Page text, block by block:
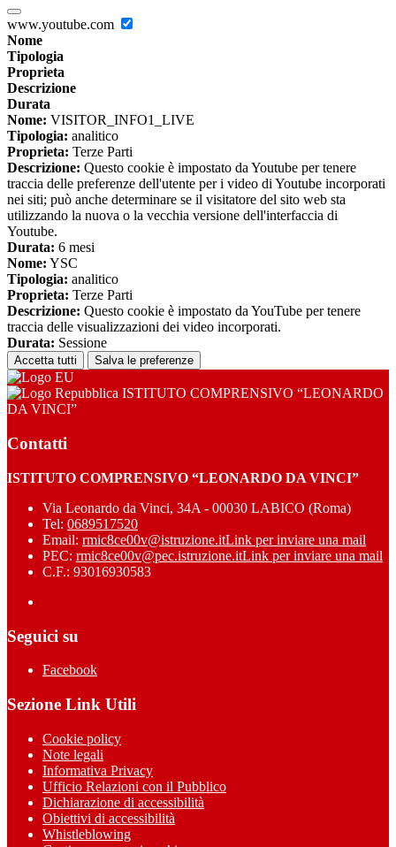
www.youtube.com
Nome
Tipologia
Proprieta
Descrizione
Durata
Nome: VISITOR_INFO1_LIVE
Tipologia: analitico
Proprieta: Terze Parti
Descrizione: Questo cookie è impostato da Youtube per tenere
traccia delle preferenze dell'utente per i video di Youtube incorporati
nei siti; può anche determinare se il visitatore del sito web sta
utilizzando la nuova o la vecchia versione dell'interfaccia di
Youtube.
Durata: 6 mesi
Nome: YSC
Tipologia: analitico
Proprieta: Terze Parti
Descrizione: Questo cookie è impostato da YouTube per tenere
traccia delle visualizzazioni dei video incorporati.
Durata: Sessione
Accetta tutti Salva le preferenze
ISTITUTO COMPRENSIVO “LEONARDO
DA VINCI”
Contatti
ISTITUTO COMPRENSIVO “LEONARDO DA VINCI”
Via Leonardo da Vinci, 34A - 00030 LABICO (Roma)
Tel: 0689517520
Email: rmic8ce00v@istruzione.itLink per inviare una mail
PEC: rmic8ce00v@pec.istruzione.itLink per inviare una mail
C.F.: 93016930583
Seguici su
Facebook
Sezione Link Utili
Cookie policy
Note legali
Informativa Privacy
Ufficio Relazioni con il Pubblico
Dichiarazione di accessibilità
Obiettivi di accessibilità
Whistleblowing